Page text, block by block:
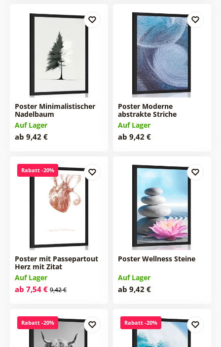
Poster Minimalistischer
Nadelbaum
Auf Lager
ab 9,42 €
Poster Moderne
abstrakte Striche
Auf Lager
ab 9,42 €
Rabatt -20%
Poster mit Passepartout
Herz mit Zitat
Auf Lager
ab 7,54 € 9,42 €
Poster Wellness Steine
Auf Lager
ab 9,42 €
Rabatt -20% Rabatt -20%